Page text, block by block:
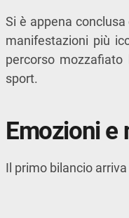
Si è appena
manifestazioni più
percorso
sport.
Emozioni e
Il primo bilancio